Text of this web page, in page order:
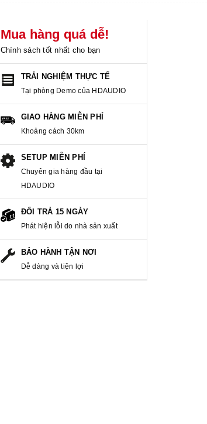
Mua hàng quá dễ!
Chính sách tốt nhất cho bạn
TRẢI NGHIỆM THỰC TẾ
Tại phòng Demo của HDAUDIO
GIAO HÀNG MIỄN PHÍ
Khoảng cách 30km
SETUP MIỄN PHÍ
Chuyên gia hàng đầu tại
HDAUDIO
ĐỔI TRẢ 15 NGÀY
Phát hiện lỗi do nhà sản xuất
BẢO HÀNH TẬN NƠI
Dễ dàng và tiện lợi